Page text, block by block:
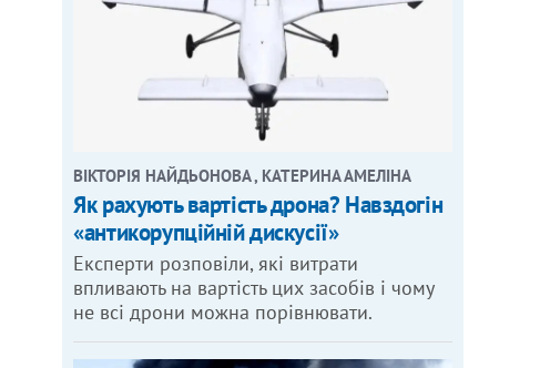
ВІКТОРІЯ НАЙДЬОНОВА , КАТЕРИНА АМЕЛІНА
Як рахують вартість дрона? Навздогін
«антикорупційній дискусії»
Експерти розповіли, які витрати
впливають на вартість цих засобів і чому
не всі дрони можна порівнювати.